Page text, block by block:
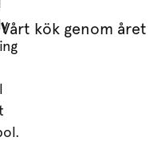
Vårt kök genom året